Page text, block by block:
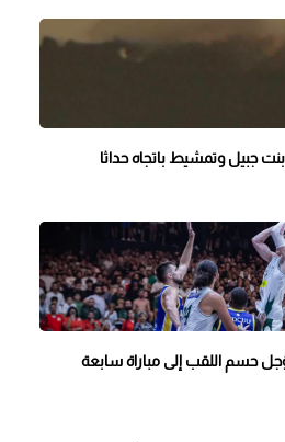
جبيل وتمشيط باتجاه حداثا
حسم اللقب إلى مباراة سابعة